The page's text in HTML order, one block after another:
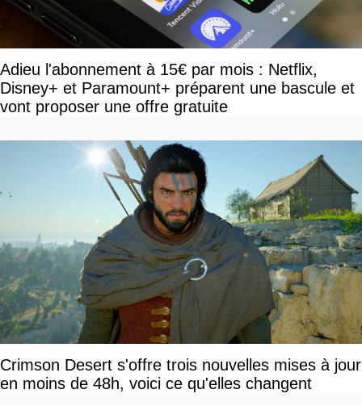
Adieu l'abonnement à 15€ par mois : Netflix,
Disney+ et Paramount+ préparent une bascule et
vont proposer une offre gratuite
Crimson Desert s'offre trois nouvelles mises à jour
en moins de 48h, voici ce qu'elles changent